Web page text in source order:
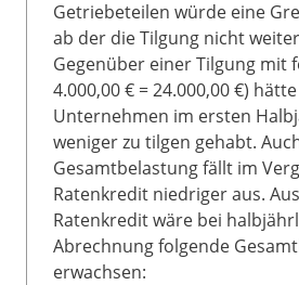
Getriebeteilen würde eine
ab der die Tilgung nicht
Gegenüber einer Tilgung mit
4.000,00 € = 24.000,00 €)
Unternehmen im ersten
weniger zu tilgen gehabt.
Gesamtbelastung fällt im
Ratenkredit niedriger aus.
Ratenkredit wäre bei
Abrechnung folgende
erwachsen: